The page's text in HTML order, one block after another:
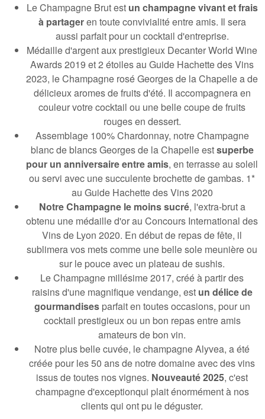
Le Champagne Brut est un champagne vivant et frais
à partageren toute convivialité entre amis. Il sera
aussi parfait pour un cocktail d'entreprise.
Médaille d'argent aux prestigieux Decanter World Wine
Awards 2019 et 2 étoiles au Guide Hachette des Vins
2023, le Champagne rosé Georges de la Chapelle a de
délicieux aromes de fruits d'été. Il accompagnera en
couleur votre cocktail ou une belle coupe de fruits
rouges en dessert.
Assemblage 100% Chardonnay, notre Champagne
blanc de blancs Georges de la Chapelleestsuperbe
pour un anniversaire entre amis, en terrasse au soleil
ou servi avec une succulente brochette de gambas. 1*
au Guide Hachette des Vins 2020
Notre Champagne le moins sucré, l'extra-bruta
obtenu une médaille d'or au Concours International des
Vins de Lyon 2020. En début de repas de fête, il
sublimera vos mets comme une belle sole meunière ou
sur le pouce avec un plateau de sushis.
Le Champagne millésime 2017, créé à partir des
raisins d'une magnifique vendange, est un délice de
gourmandisesparfait en toutes occasions, pour un
cocktail prestigieux ou un bon repas entre amis
amateurs de bon vin.
Notre plus belle cuvée, le champagne Alyvea, a été
créée pour les 50 ans de notre domaine avec des vins
issus de toutes nos vignes. Nouveauté 2025, c'est
champagne d'exceptionqui plait énormément à nos
clients qui ont pu le déguster.